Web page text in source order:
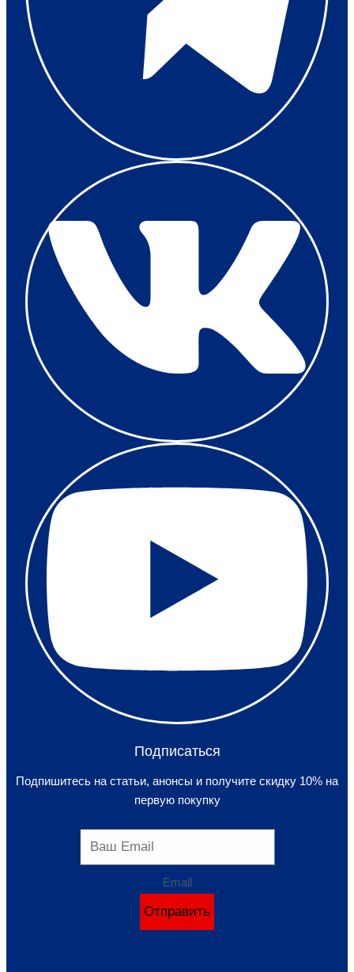
Подписаться
Подпишитесь на статьи, анонсы и получите скидку 10% на
первую покупку
Email
Отправить